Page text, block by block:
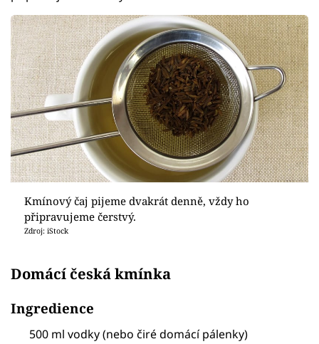
Kmínový čaj pijeme dvakrát denně, vždy ho
připravujeme čerstvý.
Zdroj: iStock
Domácí česká kmínka
Ingredience
500 ml vodky (nebo čiré domácí pálenky)